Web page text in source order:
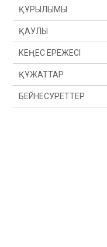
ҚҰРЫЛЫМЫ
ҚАУЛЫ
КЕҢЕС ЕРЕЖЕСІ
ҚҰЖАТТАР
БЕЙНЕСУРЕТТЕР